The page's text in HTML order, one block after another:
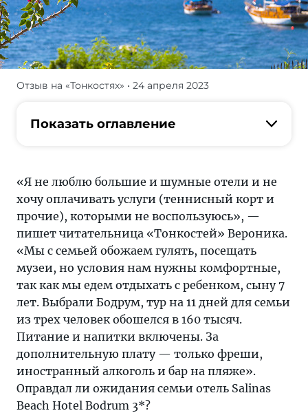
Мы
семьей
посещать
условия
комфортные,
отдыхать
ребенком,
Отзыв на «Тонкостях» • 24 апреля 2023
Показать оглавление
«Я не люблю большие и шумные отели и не
хочу оплачивать услуги (теннисный корт и
прочие), которыми не воспользуюсь», —
пишет читательница «Тонкостей» Вероника.
«Мы с семьей обожаем гулять, посещать
музеи, но условия нам нужны комфортные,
так как мы едем отдыхать с ребенком, сыну 7
лет. Выбрали Бодрум, тур на 11 дней для семьи
из трех человек обошелся в 160 тысяч.
Питание и напитки включены. За
дополнительную плату — только фреши,
иностранный алкоголь и бар на пляже».
Оправдал ли ожидания семьи отель Salinas
Beach Hotel Bodrum 3*?